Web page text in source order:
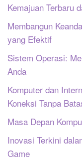
Kemajuan Terbaru
Membangun
yang Efektif
Sistem Operasi:
Anda
Komputer dan
Koneksi Tanpa
Masa Depan
Inovasi Terkini
Game